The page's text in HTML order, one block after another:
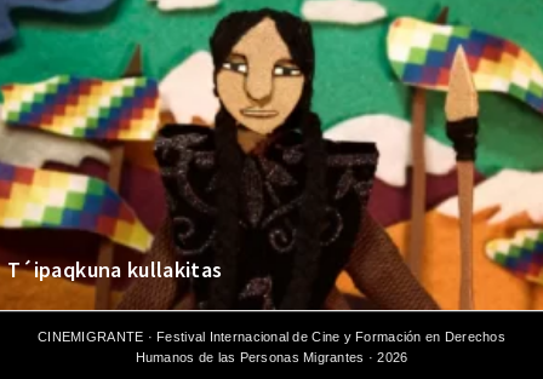
T´ipaqkuna kullakitas
CINEMIGRANTE · Festival Internacional de Cine y Formación en Derechos
Humanos de las Personas Migrantes · 2026